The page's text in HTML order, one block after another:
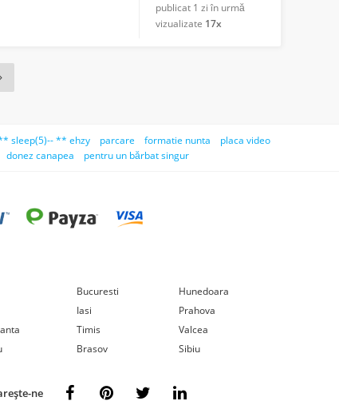
publicat 1 zi în urmă
vizualizate 17x
sleep(5)-- ** ehzy parcare formatie nunta
placa video
donez canapea pentru un bărbat singur
Bucuresti
Hunedoara
Iasi
Prahova
Timis
Valcea
Brasov Sibiu
ne